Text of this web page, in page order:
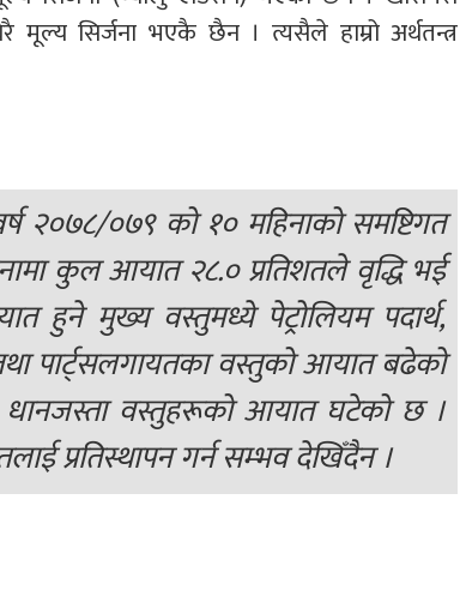
सिर्जना भएकै छैन । त्यसैले हाम्रो अर्थतन्त्र
२०७८/०७९ को १० महिनाको समष्टिगत
कुल आयात २८.० प्रतिशतले वृद्धि भई
हुने मुख्य वस्तुमध्ये पेट्रोलियम पदार्थ,
पार्ट्सलगायतका वस्तुको आयात बढेको
वस्तुहरूको आयात घटेको छ ।
प्रतिस्थापन गर्न सम्भव देखिँदैन ।